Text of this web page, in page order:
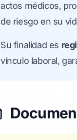
actos médicos,
de riesgo en su
Su finalidad es
vínculo laboral,